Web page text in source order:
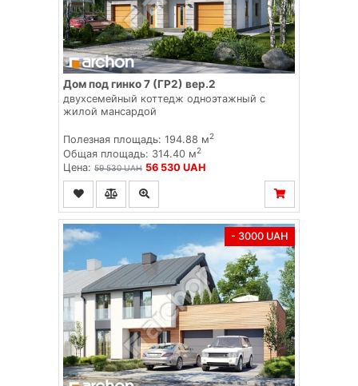
Дом под гинко 7 (ГР2) вер.2
двухсемейный коттедж одноэтажный с
жилой мансардой
Полезная площадь: 194.88 м2
Общая площадь: 314.40 м2
Цена: 59 530 UAH 56 530 UAH
- 3000 UAH